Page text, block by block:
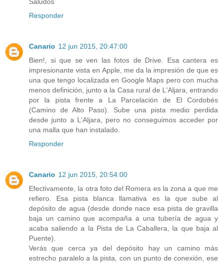
Responder
Canario 12 jun 2015, 20:47:00
Bien!, si que se ven las fotos de Drive. Esa cantera es
impresionante vista en Apple, me da la impresión de que es
una que tengo localizada en Google Maps pero con mucha
menos definición, junto a la Casa rural de L'Aljara, entrando
por la pista frente a La Parcelación de El Cordobés
(Camino de Alto Paso). Sube una pista medio perdida
desde junto a L'Aljara, pero no conseguimos acceder por
una malla que han instalado.
Responder
Canario 12 jun 2015, 20:54:00
Efectivamente, la otra foto del Romera es la zona a que me
refiero. Esa pista blanca llamativa es la que sube al
depósito de agua (desde donde nace esa pista de gravilla
baja un camino que acompaña a una tubería de agua y
acaba saliendo a la Pista de La Caballera, la que baja al
Puente).
Verás que cerca ya del depósito hay un camino más
estrecho paralelo a la pista, con un punto de conexión, ese